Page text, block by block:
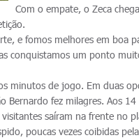
Com o empate, o Zeca
e fomos melhores em boa
conquistamos um ponto
minutos de jogo. Em duas
Bernardo fez milagres. Aos
saíram na frente no
poucas vezes coibidas